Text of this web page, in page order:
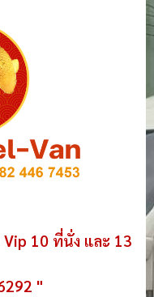
10 ที่นั่ง และ 13
"